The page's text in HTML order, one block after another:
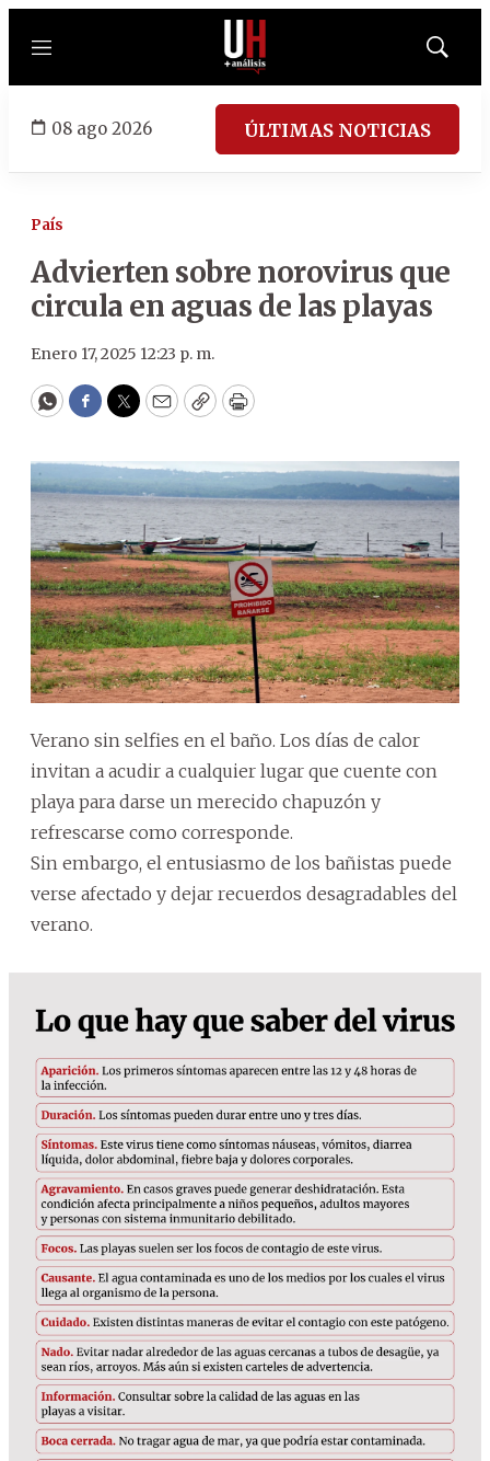
Menú
Mostrar
08 ago 2026 ÚLTIMAS NOTICIAS
País
Advierten sobre norovirus que
circula en aguas de las playas
Enero 17, 2025 12:23 p. m.
WhatsApp
Facebook
Twitter
EmailCopyPrint
Verano sin selfies en el baño. Los días de calor
invitan a acudir a cualquier lugar que cuente con
playa para darse un merecido chapuzón y
refrescarse como corresponde.
Sin embargo, el entusiasmo de los bañistas puede
verse afectado y dejar recuerdos desagradables del
verano.